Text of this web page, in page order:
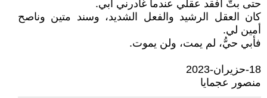
حتى بتُّ أفقد عقلي عندما غادرني أبي.
كان العقل الرشيد والفعل الشديد، وسند متين وناصح
أمين لي.
فأبي حيُّ، لم يمت، ولن يموت.
18-حزيران-2023
منصور عجمايا